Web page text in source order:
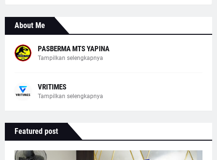
About Me
PASBERMA MTS YAPINA
Tampilkan selengkapnya
VRITIMES
Tampilkan selengkapnya
Featured post